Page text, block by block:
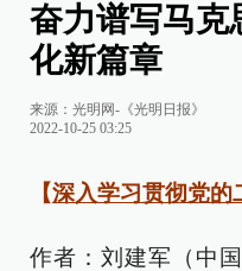
奋力谱写马克
化新篇章
来源： 光明网-《光明日报》
2022-10-25 03:25
【深入学习贯彻党的
作者：刘建军（中